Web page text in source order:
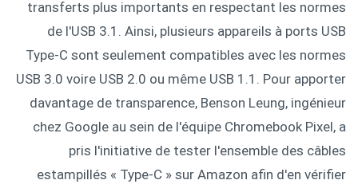
transferts plus importants en respectant les normes
de l'USB 3.1. Ainsi, plusieurs appareils à ports USB
Type-C sont seulement compatibles avec les normes
USB 3.0 voire USB 2.0 ou même USB 1.1. Pour apporter
davantage de transparence, Benson Leung, ingénieur
chez Google au sein de l'équipe Chromebook Pixel, a
pris l'initiative de tester l'ensemble des câbles
estampillés « Type-C » sur Amazon afin d'en vérifier